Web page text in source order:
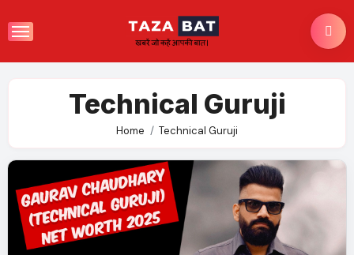
to
Technical Guruji
Home Technical Guruji